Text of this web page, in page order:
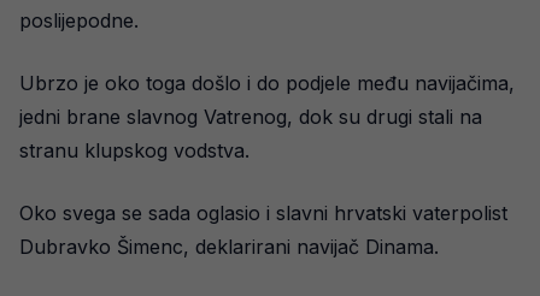
poslijepodne.
Ubrzo je oko toga došlo i do podjele među navijačima,
jedni brane slavnog Vatrenog, dok su drugi stali na
stranu klupskog vodstva.
Oko svega se sada oglasio i slavni hrvatski vaterpolist
Dubravko Šimenc, deklarirani navijač Dinama.